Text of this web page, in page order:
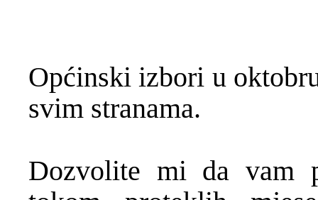
Općinski izbori u
svim stranama.
Dozvolite mi da vam